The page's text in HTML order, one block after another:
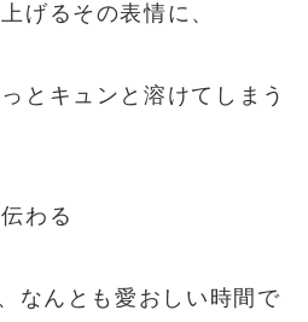
げるその表情に、
とキュンと溶けてしまう
わる
なんとも愛おしい時間で